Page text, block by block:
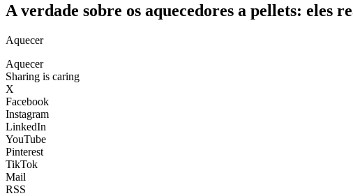
A verdade sobre os aquecedores a pellets: eles
Aquecer
Aquecer
Sharing is caring
X
Facebook
Instagram
LinkedIn
YouTube
Pinterest
TikTok
Mail
RSS